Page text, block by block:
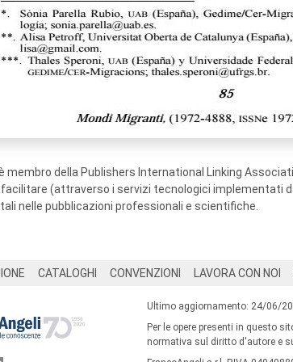
membro della Publishers International Linking
(attraverso i servizi tecnologici implementati
nelle pubblicazioni professionali e scientifiche.
CATALOGHI CONVENZIONI LAVORA CON NOI
Ultimo aggiornamento: 24/06/
Per le opere presenti in questo
normativa sul diritto d'autore e